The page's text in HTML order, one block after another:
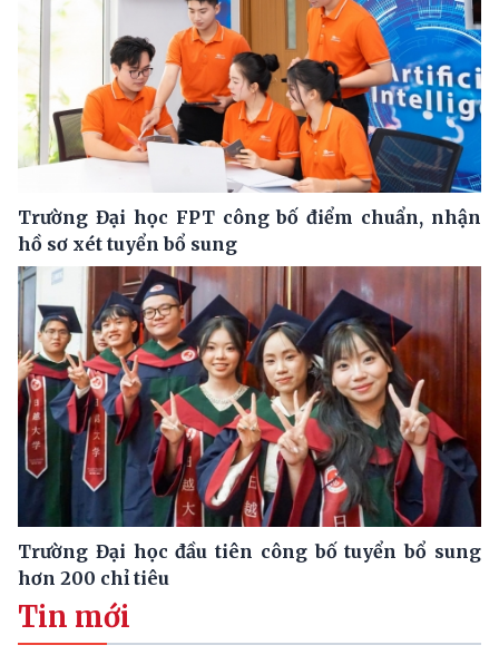
Trường Đại học FPT công bố điểm chuẩn, nhận
hồ sơ xét tuyển bổ sung
Trường Đại học đầu tiên công bố tuyển bổ sung
hơn 200 chỉ tiêu
Tin mới